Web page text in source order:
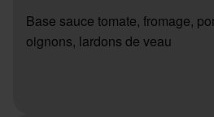
Base sauce tomate, fromage,
oignons, lardons de veau